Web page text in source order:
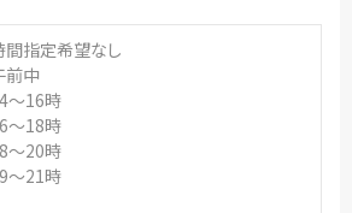
間指定希望なし
前中
～16時
～18時
～20時
～21時